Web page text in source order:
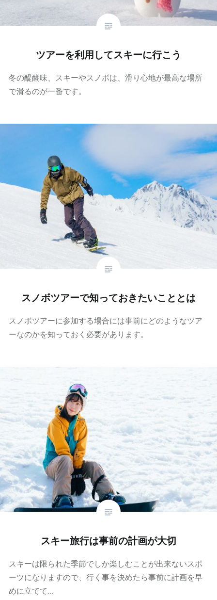
ツアーを利用してスキーに行こう
冬の醍醐味、スキーやスノボは、滑り心地が最高な場所
で滑るのが一番です。
スノボツアーで知っておきたいこととは
スノボツアーに参加する場合には事前にどのようなツア
ーなのかを知っておく必要があります。
スキー旅行は事前の計画が大切
スキーは限られた季節でしか楽しむことが出来ないスポ
ーツになりますので、行く事を決めたら事前に計画を早
めに立てて…